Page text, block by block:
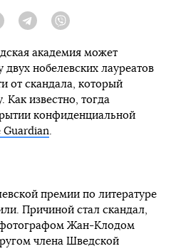
Twitter Telegram
академия может
двух нобелевских лауреатов
от скандала, который
известно, тогда
конфиденциальной
Guardian.
премии по литературе
Причиной стал скандал,
Жан-Клодом
члена Шведской